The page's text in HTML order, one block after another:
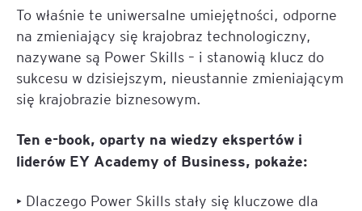
To właśnie te uniwersalne umiejętności, odporne
na zmieniający się krajobraz technologiczny,
nazywane są Power Skills – i stanowią klucz do
sukcesu w dzisiejszym, nieustannie zmieniającym
się krajobrazie biznesowym.
Ten e-book, oparty na wiedzy ekspertów i
liderów EY Academy of Business, pokaże:
• Dlaczego Power Skills stały się kluczowe dla